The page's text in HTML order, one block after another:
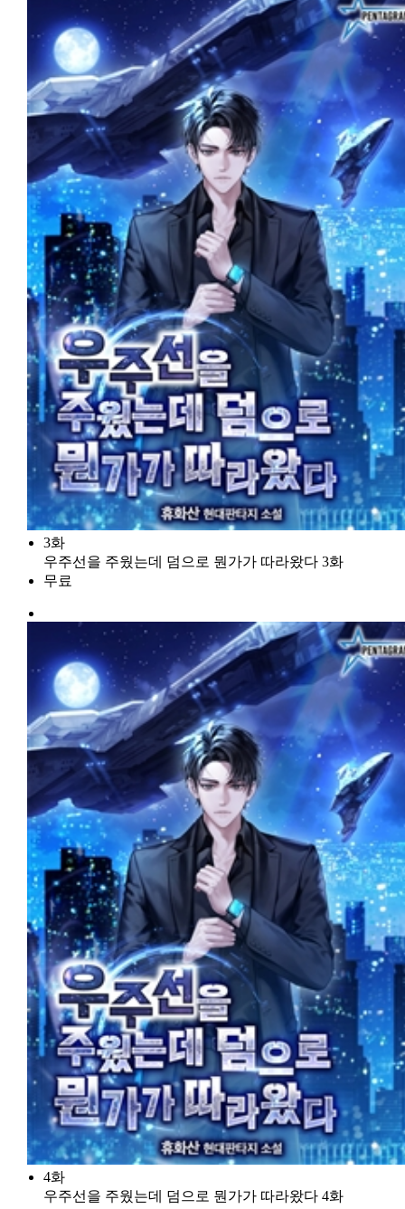
3화
우주선을 주웠는데 덤으로 뭔가가 따라왔다 3화
무료
4화
우주선을 주웠는데 덤으로 뭔가가 따라왔다 4화